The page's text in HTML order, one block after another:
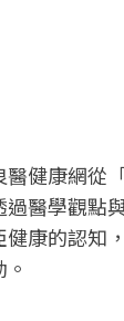
醫健康網從
過醫學觀點
健康的認知